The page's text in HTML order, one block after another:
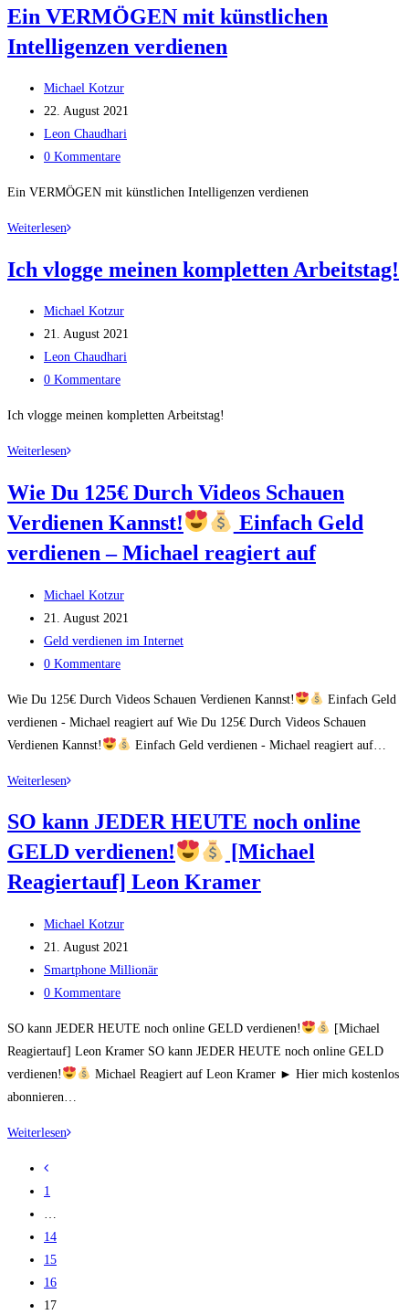
ERSTELLEN
Tutorial
€
Monat
YouTube
verdienen)
2
Ein VERMÖGEN mit künstlichen
Intelligenzen verdienen
Beitrags-
Autor:
Michael Kotzur
Beitrag
veröffentlicht:
22. August 2021
Beitrags-
Kategorie:
Leon Chaudhari
Beitrags-
0 Kommentare
Ein VERMÖGEN mit künstlichen Intelligenzen verdienen
WeiterlesenEin
mit
Intelligenzen
verdienen
Ich vlogge meinen kompletten Arbeitstag!
Beitrags-
Autor:
Michael Kotzur
Beitrag
veröffentlicht:
21. August 2021
Beitrags-
Kategorie:
Leon Chaudhari
Beitrags-
0 Kommentare
Ich vlogge meinen kompletten Arbeitstag!
WeiterlesenIch
meinen
kompletten
Wie Du 125€ Durch Videos Schauen
Verdienen Kannst!
Einfach Geld
verdienen – Michael reagiert auf
Beitrags-
Autor:
Michael Kotzur
Beitrag
veröffentlicht:
21. August 2021
Beitrags-
Kategorie:
Geld verdienen im Internet
Beitrags-
0 Kommentare
Wie Du 125€ Durch Videos Schauen Verdienen Kannst!
Einfach Geld
verdienen - Michael reagiert auf Wie Du 125€ Durch Videos Schauen
Verdienen Kannst!
Einfach Geld verdienen - Michael reagiert auf…
WeiterlesenWie
125€
Durch
Schauen
Verdienen
Kannst!
Geld
verdienen
–
Michael
SO kann JEDER HEUTE noch online
GELD verdienen!
[Michael
Reagiertauf] Leon Kramer
Beitrags-
Autor:
Michael Kotzur
Beitrag
veröffentlicht:
21. August 2021
Beitrags-
Kategorie:
Smartphone Millionär
Beitrags-
0 Kommentare
SO kann JEDER HEUTE noch online GELD verdienen!
[Michael
Reagiertauf] Leon Kramer SO kann JEDER HEUTE noch online GELD
verdienen!
Michael Reagiert auf Leon Kramer ► Hier mich kostenlos
abonnieren…
WeiterlesenSO
Zur
vorherigen
1
14
15
16
17